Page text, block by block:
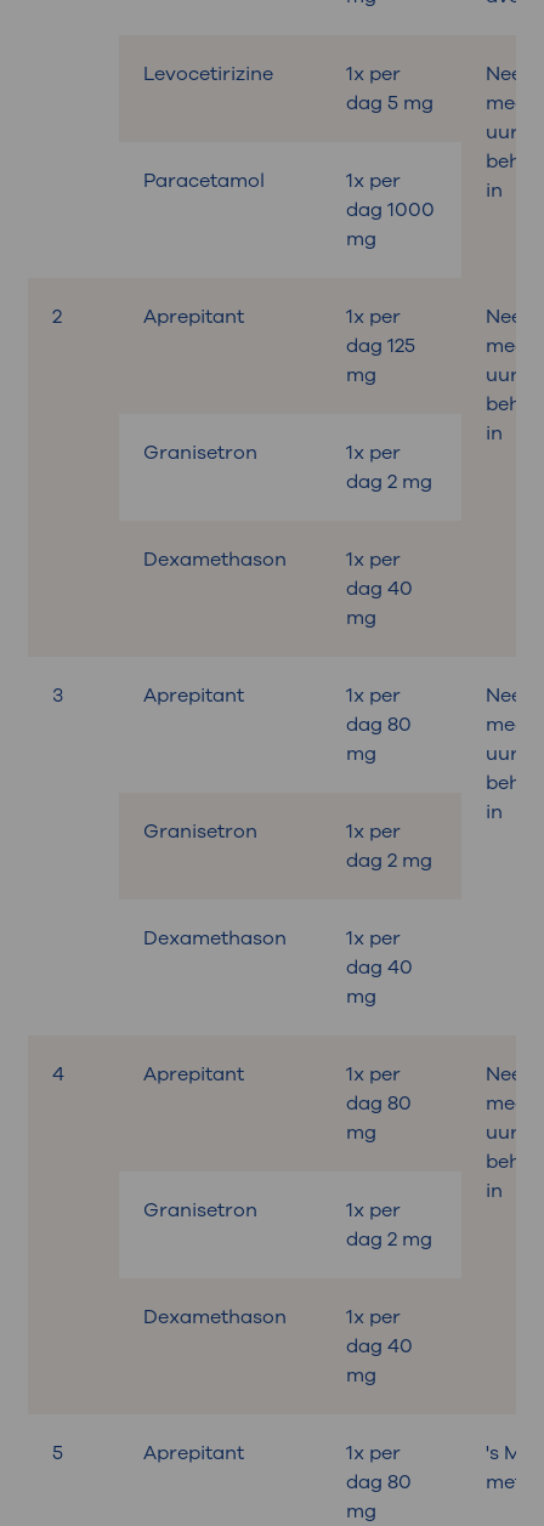
Levocetirizine
1x per
dag 5 mg
uur
in
Paracetamol
1x per
dag 1000
mg
2 Aprepitant
1x per
dag 125
mg
uur
in
Granisetron
1x per
dag 2 mg
Dexamethason
1x per
dag 40
mg
3 Aprepitant
1x per
dag 80
mg
uur
in
Granisetron
1x per
dag 2 mg
Dexamethason
1x per
dag 40
mg
4 Aprepitant
1x per
dag 80
mg
uur
in
Granisetron
1x per
dag 2 mg
Dexamethason
1x per
dag 40
mg
5 Aprepitant
1x per
dag 80
mg
's
met